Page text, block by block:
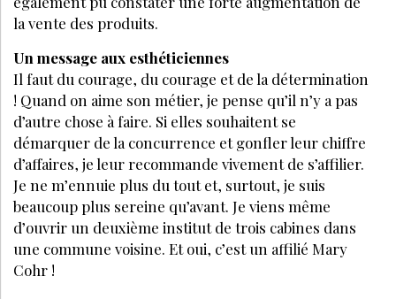
la vente des produits.
Un message aux esthéticiennes
Il faut du courage, du courage et de la détermination
! Quand on aime son métier, je pense qu’il n’y a pas
d’autre chose à faire. Si elles souhaitent se
démarquer de la concurrence et gonfler leur chiffre
d’affaires, je leur recommande vivement de s’affilier.
Je ne m’ennuie plus du tout et, surtout, je suis
beaucoup plus sereine qu’avant. Je viens même
d’ouvrir un deuxième institut de trois cabines dans
une commune voisine. Et oui, c’est un affilié Mary
Cohr !